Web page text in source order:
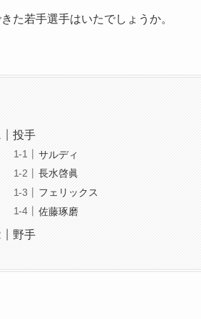
た若手選手はいたでしょうか。
投手
サルディ
長水啓眞
フェリックス
佐藤琢磨
野手